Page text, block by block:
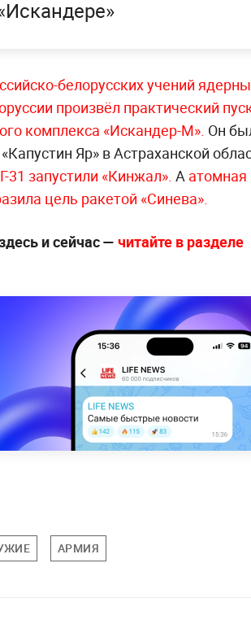
белорусских учений
произвёл практический
комплекса «Искандер-М». Он
Яр» в Астраханской
31 запустили «Кинжал». А атомная
цель ракетой «Синева».
и сейчас — читайте в разделе
АРМИЯ